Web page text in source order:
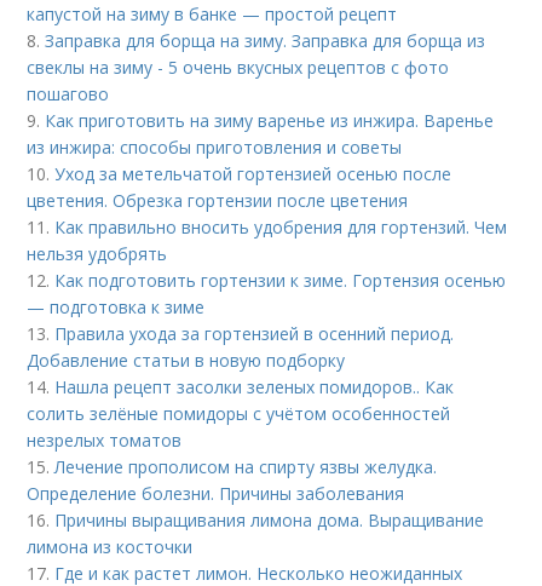
капустой на зиму в банке — простой рецепт
8.Заправка для борща на зиму. Заправка для борща из
свеклы на зиму - 5 очень вкусных рецептов с фото
пошагово
9. Как приготовить на зиму варенье из инжира. Варенье
из инжира: способы приготовления и советы
10.Уход за метельчатой гортензией осенью после
цветения. Обрезка гортензии после цветения
11. Как правильно вносить удобрения для гортензий. Чем
нельзя удобрять
12. Как подготовить гортензии к зиме. Гортензия осенью
— подготовка к зиме
13. Правила ухода за гортензией в осенний период.
Добавление статьи в новую подборку
14. Нашла рецепт засолки зеленых помидоров.. Как
солить зелёные помидоры с учётом особенностей
незрелых томатов
15.Лечение прополисом на спирту язвы желудка.
Определение болезни. Причины заболевания
16. Причины выращивания лимона дома. Выращивание
лимона из косточки
17. Где и как растет лимон. Несколько неожиданных